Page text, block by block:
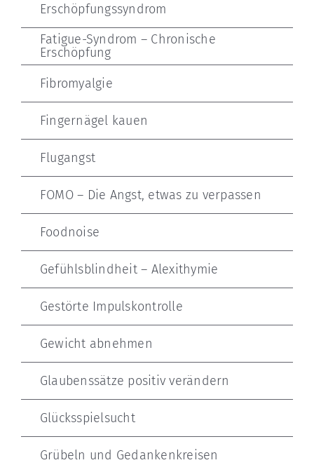
Erschöpfungssyndrom
Fatigue-Syndrom – Chronische
Erschöpfung
Fibromyalgie
Fingernägel kauen
Flugangst
FOMO – Die Angst, etwas zu verpassen
Foodnoise
Gefühlsblindheit – Alexithymie
Gestörte Impulskontrolle
Gewicht abnehmen
Glaubenssätze positiv verändern
Glücksspielsucht
Grübeln und Gedankenkreisen